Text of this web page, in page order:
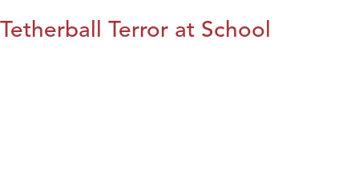
Tetherball Terror at School